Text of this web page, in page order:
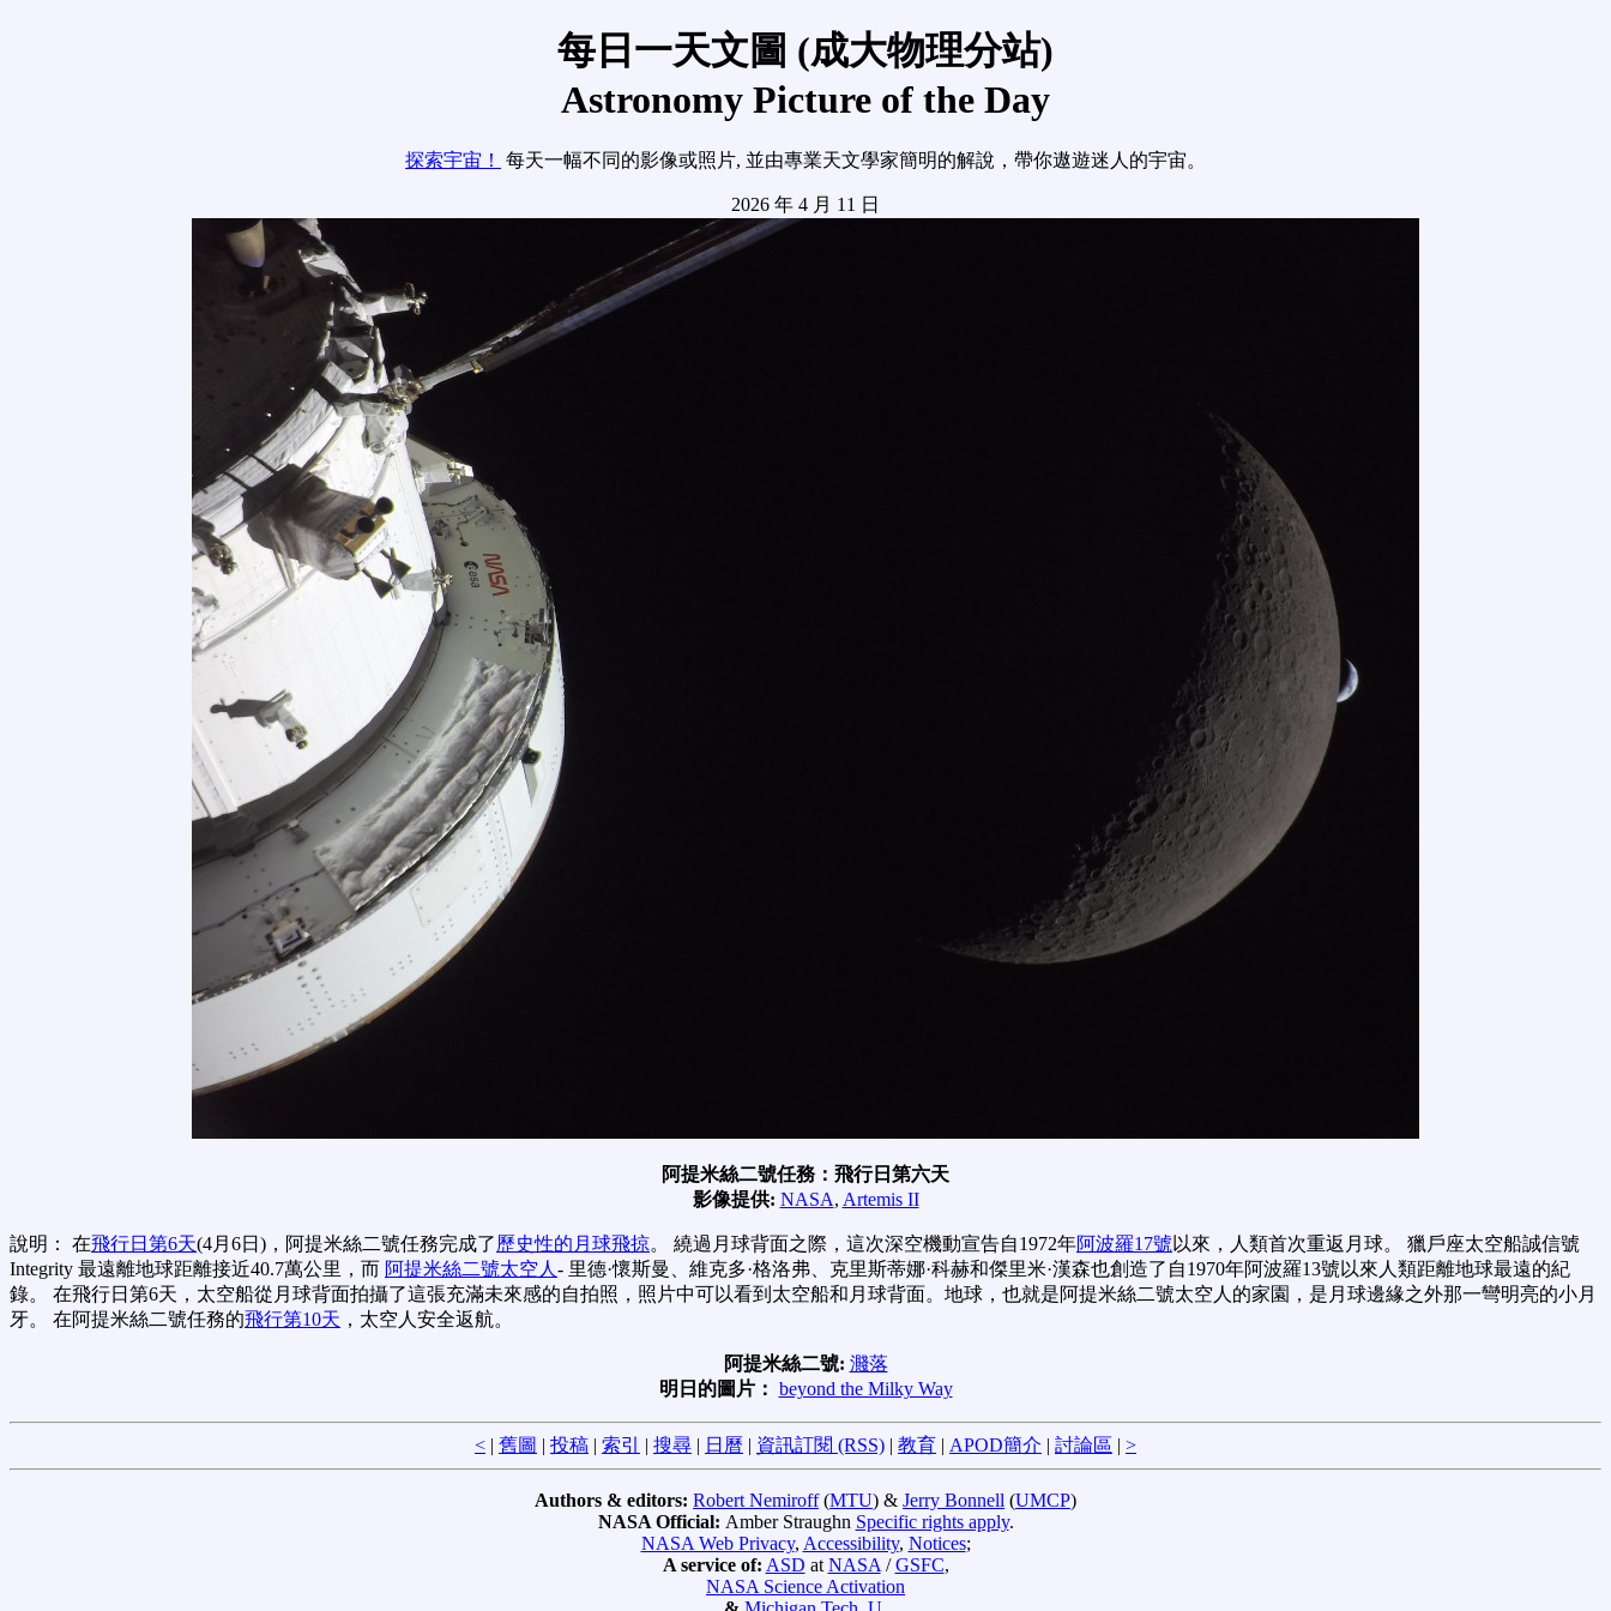
每日一天文圖 (成大物理分站)
Astronomy Picture of the Day
探索宇宙！ 每天一幅不同的影像或照片, 並由專業天文學家簡明的解說，帶你遨遊迷人的宇宙。
2026 年 4 月 11 日
阿提米絲二號任務：飛行日第六天
影像提供: NASA, Artemis II
說明： 在飛行日第6天(4月6日)，阿提米絲二號任務完成了歷史性的月球飛掠。 繞過月球背面之際，這次深空機動宣告自1972年阿波羅17號 以來，人類首次重返月球。 獵戶座太空船誠信號
Integrity 最遠離地球距離接近40.7萬公里，而 阿提米絲二號太空人 - 里德·懷斯曼、維克多·格洛弗、克里斯蒂娜·科赫和傑里米·漢森也創造了自1970年阿波羅13號以來人類距離地球最遠的紀
錄。 在飛行日第6天，太空船從月球背面拍攝了這張充滿未來感的自拍照，照片中可以看到太空船和月球背面。地球，也就是阿提米絲二號太空人的家園，是月球邊緣之外那一彎明亮的小月
牙。 在阿提米絲二號任務的飛行第10天 ，太空人安全返航。
阿提米絲二號: 濺落
明日的圖片： beyond the Milky Way
< | 舊圖 | 投稿 | 索引 | 搜尋 | 日曆 | 資訊訂閱 (RSS) | 教育 | APOD簡介 | 討論區 | >
Authors & editors: Robert Nemiroff(MTU) & Jerry Bonnell (UMCP)
NASA Official: Amber Straughn Specific rights apply.
NASA Web Privacy, Accessibility, Notices;
A service of: ASD at NASA /GSFC,
NASA Science Activation